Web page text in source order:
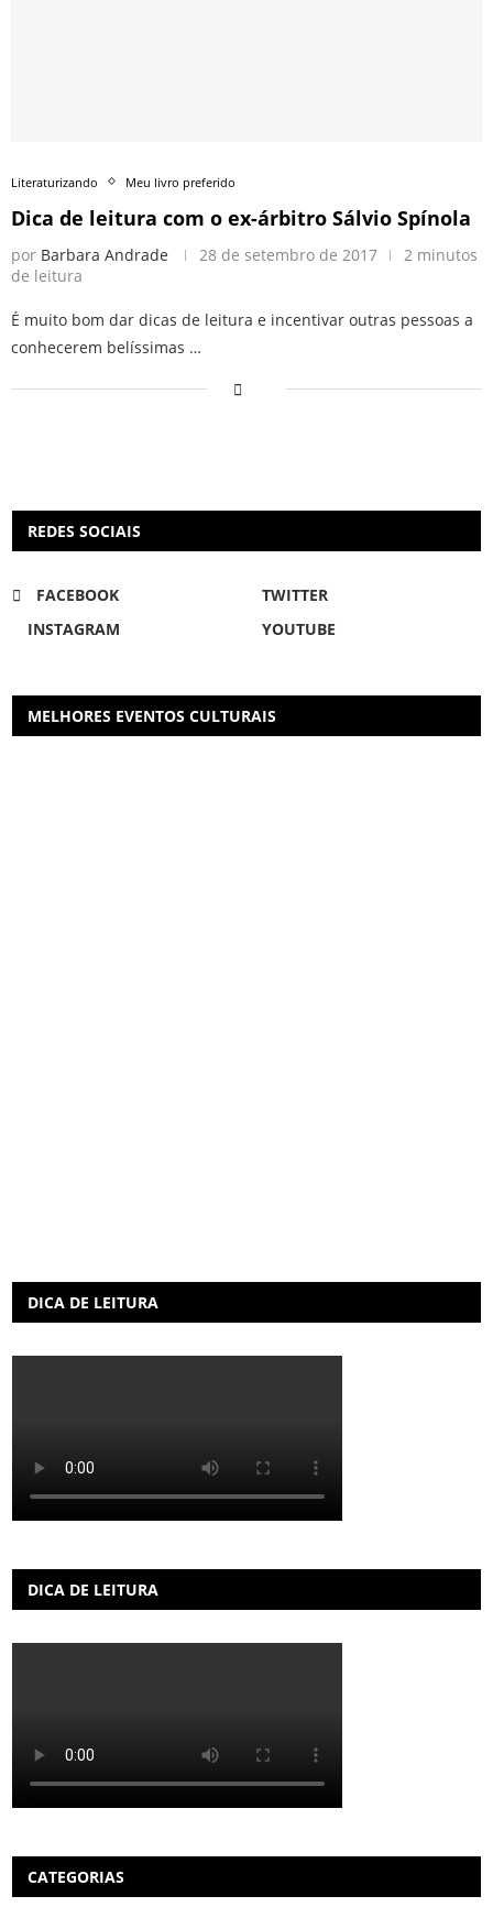
Literaturizando Meu livro preferido
Dica de leitura com o ex-árbitro Sálvio Spínola
por Barbara Andrade 28 de setembro de 2017
2 minutos
de leitura
É muito bom dar dicas de leitura e incentivar outras pessoas a
conhecerem belíssimas …
REDES SOCIAIS
FACEBOOK
TWITTER
INSTAGRAM
YOUTUBE
MELHORES EVENTOS CULTURAIS
DICA DE LEITURA
DICA DE LEITURA
CATEGORIAS